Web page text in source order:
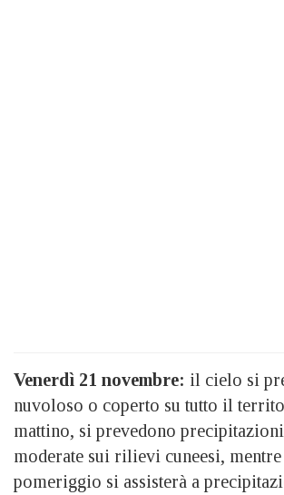
Venerdì 21 novembre: il cielo si
nuvoloso o coperto su tutto il
mattino, si prevedono
moderate sui rilievi cuneesi, mentre
pomeriggio si assisterà a